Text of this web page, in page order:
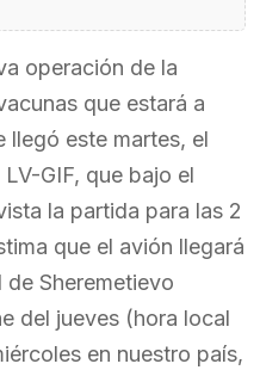
operación de la
que estará a
llegó este martes, el
GIF, que bajo el
la partida para las 2
que el avión llegará
Sheremetievo
del jueves (hora local
en nuestro país,